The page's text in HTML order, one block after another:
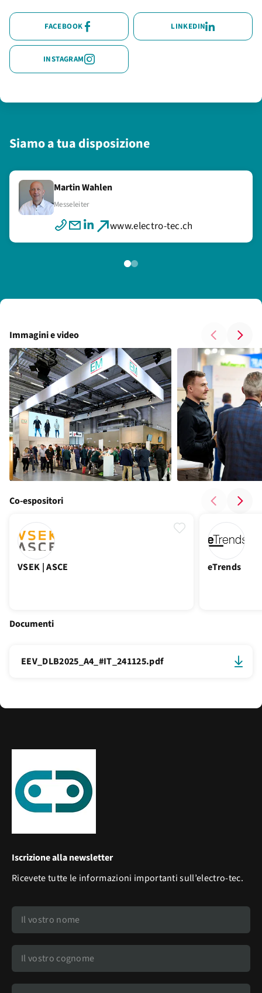
FACEBOOK LINKEDIN
INSTAGRAM
Siamo a tua disposizione
Martin Wahlen
Messeleiter
www.electro-tec.ch
www.electro-tec.ch
Immagini e video
VSEK | ASCE eTrends
Co-espositori
Documenti
EEV_DLB2025_A4_#IT_241125.pdf
Iscrizione alla newsletter
Ricevete tutte le informazioni importanti sull’electro-tec.